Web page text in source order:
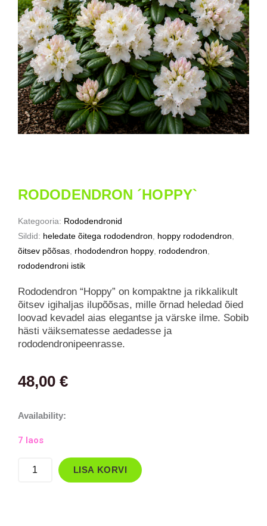
RODODENDRON ´HOPPY`
Kategooria: Rododendronid
Sildid: heledate õitega rododendron, hoppy rododendron,
õitsev põõsas, rhododendron hoppy, rododendron,
rododendroni istik
Rododendron “Hoppy” on kompaktne ja rikkalikult
õitsev igihaljas ilupõõsas, mille õrnad heledad õied
loovad kevadel aias elegantse ja värske ilme. Sobib
hästi väiksematesse aedadesse ja
rododendronipeenrasse.
48,00 €
Availability:
7 laos
Rododendron
LISA KORVI